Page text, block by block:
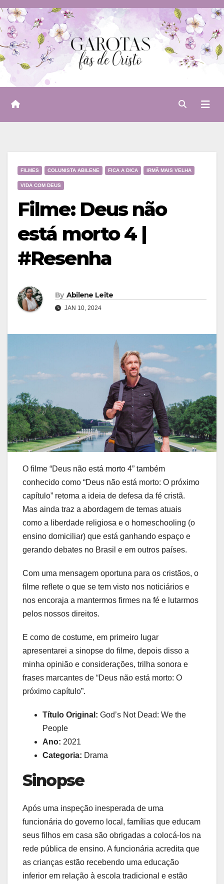
Skip
to
content
FILMES COLUNISTA ABILENE FICA A DICA IRMÃ MAIS VELHA
VIDA COM DEUS
Filme: Deus não
está morto 4 |
#Resenha
By Abilene Leite
JAN 10, 2024
O filme “Deus não está morto 4” também
conhecido como “Deus não está morto: O próximo
capítulo” retoma a ideia de defesa da fé cristã.
Mas ainda traz a abordagem de temas atuais
como a liberdade religiosa e o homeschooling (o
ensino domiciliar) que está ganhando espaço e
gerando debates no Brasil e em outros países.
Com uma mensagem oportuna para os cristãos, o
filme reflete o que se tem visto nos noticiários e
nos encoraja a mantermos firmes na fé e lutarmos
pelos nossos direitos.
E como de costume, em primeiro lugar
apresentarei a sinopse do filme, depois disso a
minha opinião e considerações, trilha sonora e
frases marcantes de “Deus não está morto: O
próximo capítulo”.
Título Original: God’s Not Dead: We the
People
Ano: 2021
Categoria: Drama
Sinopse
Após uma inspeção inesperada de uma
funcionária do governo local, famílias que educam
seus filhos em casa são obrigadas a colocá-los na
rede pública de ensino. A funcionária acredita que
as crianças estão recebendo uma educação
inferior em relação à escola tradicional e estão